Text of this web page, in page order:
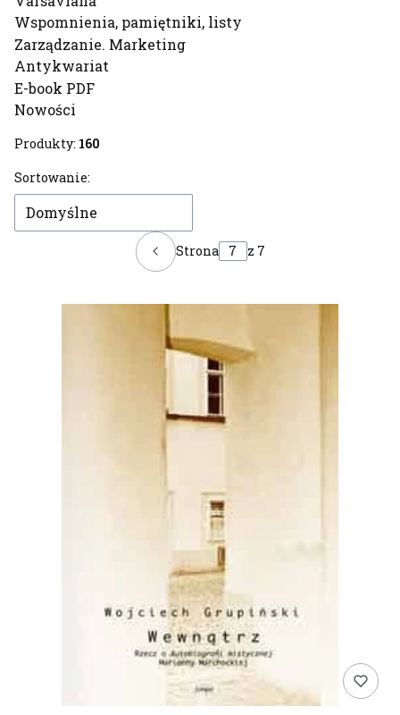
Wspomnienia, pamiętniki, listy
Zarządzanie. Marketing
Antykwariat
E-book PDF
Nowości
Produkty: 160
Lista produktów
Sortowanie:
Domyślne
Poprzednie produkty
Strona z 7